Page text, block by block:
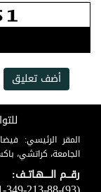
أضف تعليق
المقر الرئيسي:
الجامعة، كراتشي،
رقـــم الـــــهـاتــف: